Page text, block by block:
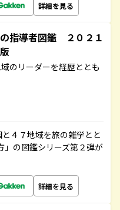
詳細を見る
指導者図鑑 ２０２１
のリーダーを経歴ととも
４７地域を旅の雑学とと
」の図鑑シリーズ第２弾が
詳細を見る